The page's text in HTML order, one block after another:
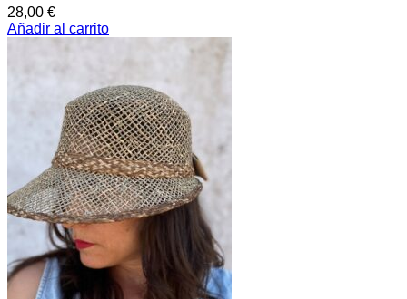
28,00 €
Añadir al carrito